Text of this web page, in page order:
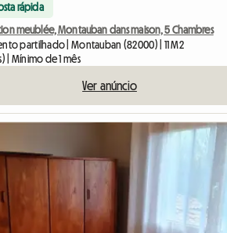
rápida
meublée, Montauban dans maison, 5 Chambres
partilhado | Montauban (82000) | 11 M2
| Mínimo de 1 mês
Ver anúncio